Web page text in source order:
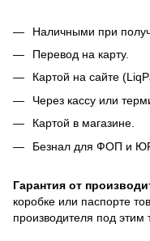
Наличными при
Перевод на карту.
Картой на сайте
Через кассу или
Картой в магазине.
Безнал для ФОП и
Гарантия от
коробке или паспорте
производителя под этим